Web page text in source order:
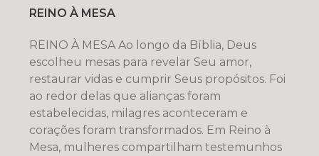
REINO À MESA
REINO À MESA Ao longo da Bíblia, Deus
escolheu mesas para revelar Seu amor,
restaurar vidas e cumprir Seus propósitos. Foi
ao redor delas que alianças foram
estabelecidas, milagres aconteceram e
corações foram transformados. Em Reino à
Mesa, mulheres compartilham testemunhos